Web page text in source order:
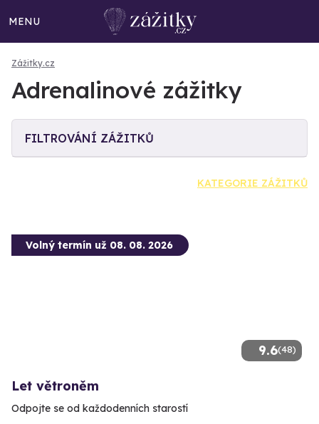
MENU
Zážitky.cz
Adrenalinové zážitky
FILTROVÁNÍ ZÁŽITKŮ
KATEGORIE ZÁŽITKŮ
9.6(48)
Volný termín už 08. 08. 2026
Let větroněm
Odpojte se od každodenních starostí